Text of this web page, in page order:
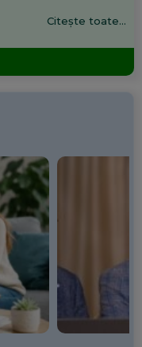
Citește toate...